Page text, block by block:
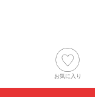
お気に入り